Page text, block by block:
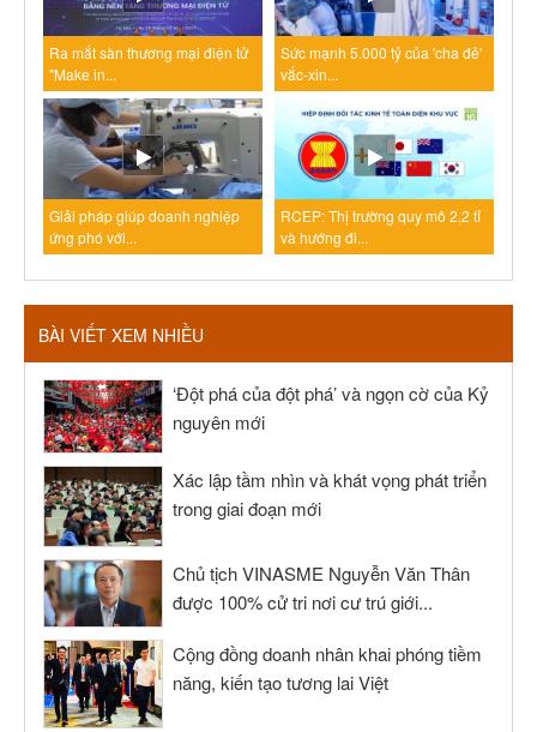
Ra mắt sàn thương mại điện tử
"Make in...
Sức mạnh 5.000 tỷ của 'cha đẻ'
vắc-xin...
Giải pháp giúp doanh nghiệp
ứng phó với...
RCEP: Thị trường quy mô 2,2 tỉ
và hướng đi...
BÀI VIẾT XEM NHIỀU
‘Đột phá của đột phá’ và ngọn cờ của Kỷ
nguyên mới
Xác lập tầm nhìn và khát vọng phát triển
trong giai đoạn mới
Chủ tịch VINASME Nguyễn Văn Thân
được 100% cử tri nơi cư trú giới...
Cộng đồng doanh nhân khai phóng tiềm
năng, kiến tạo tương lai Việt